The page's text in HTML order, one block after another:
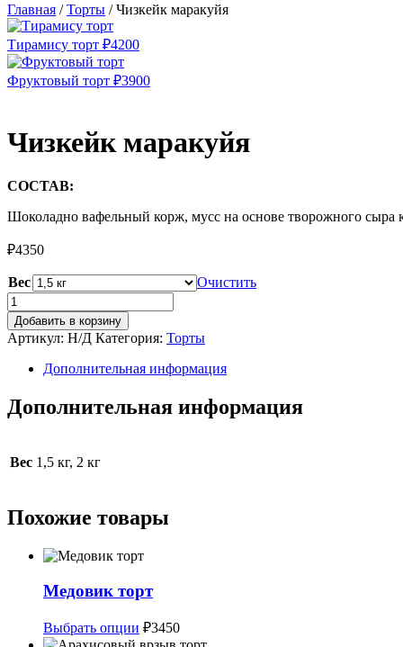
Главная /Торты /Чизкейк маракуйя
Тирамису торт ₽4200
Фруктовый торт ₽3900
Чизкейк маракуйя
СОСТАВ:
Шоколадно вафельный корж, мусс на основе творожного сыра
₽4350
Вес
Очистить
Количество
товара
Чизкейк
маракуйя
Добавить в корзину
Артикул: Н/Д Категория: Торты
Дополнительная информация
Дополнительная информация
Вес 1,5 кг, 2 кг
Похожие товары
Медовик торт
Выбрать опции Этот
товар
₽3450